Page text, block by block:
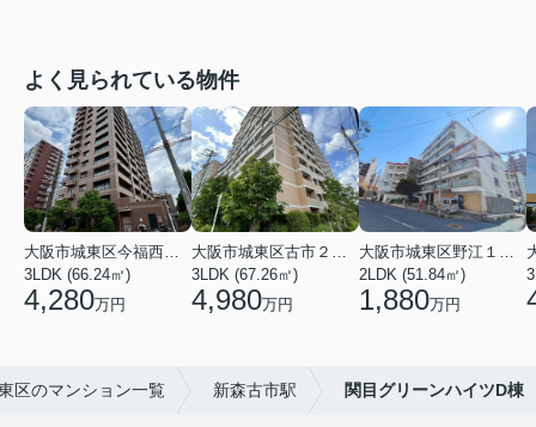
よく見られている物件
大阪市城東区今福西６丁目
3LDK (66.24㎡)
4,280万円
大阪市城東区古市２丁目
3LDK (67.26㎡)
4,980万円
大阪市城東区野江１丁目
2LDK (51.84㎡)
1,880万円
区のマンション一覧 新森古市駅 関目グリーンハイツD棟